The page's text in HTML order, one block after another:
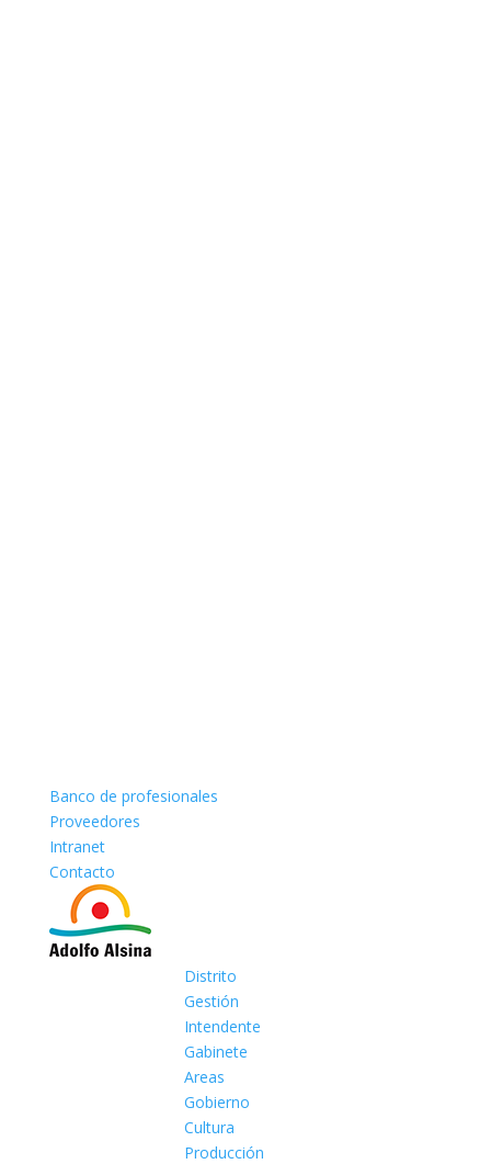
Banco de profesionales
Proveedores
Intranet
Contacto
Distrito
Gestión
Intendente
Gabinete
Areas
Gobierno
Cultura
Producción